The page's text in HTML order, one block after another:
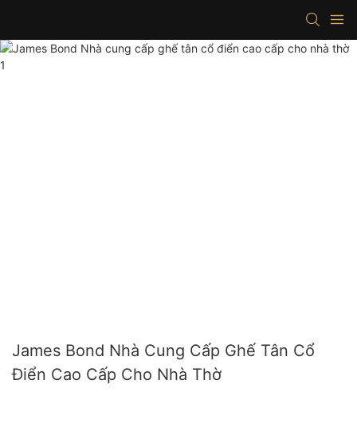
James Bond Nhà Cung Cấp Ghế Tân Cổ
Điển Cao Cấp Cho Nhà Thờ